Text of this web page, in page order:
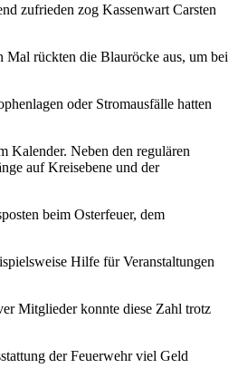
zufrieden zog Kassenwart Carsten
Mal rückten die Blauröcke aus, um bei
oder Stromausfälle hatten
Kalender. Neben den regulären
auf Kreisebene und der
beim Osterfeuer, dem
Hilfe für Veranstaltungen
Mitglieder konnte diese Zahl trotz
der Feuerwehr viel Geld